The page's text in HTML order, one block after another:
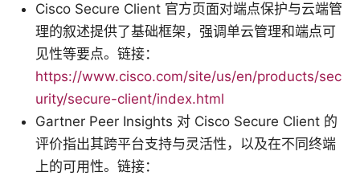
Cisco Secure Client 官方页面对端点保护与云端管
理的叙述提供了基础框架，强调单云管理和端点可
见性等要点。链接：
https://www.cisco.com/site/us/en/products/sec
urity/secure-client/index.html
Gartner Peer Insights 对 Cisco Secure Client 的
评价指出其跨平台支持与灵活性，以及在不同终端
上的可用性。链接：